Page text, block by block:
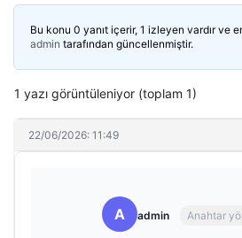
Bu konu 0 yanıt içerir, 1 izleyen vardır ve
admin tarafından güncellenmiştir.
1 yazı görüntüleniyor (toplam 1)
22/06/2026: 11:49
A admin Anahtar